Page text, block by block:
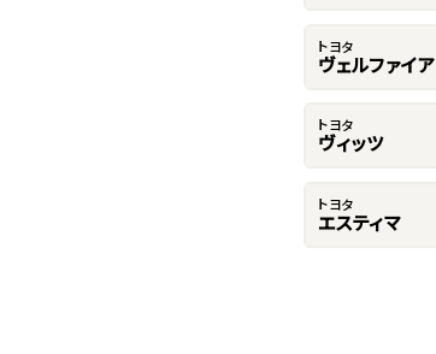
トヨタ
ヴェルファイア
トヨタ
ヴィッツ
トヨタ
エスティマ